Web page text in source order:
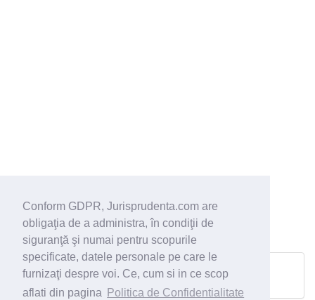
Conform GDPR, Jurisprudenta.com are
obligaţia de a administra, în condiţii de
siguranţă şi numai pentru scopurile
specificate, datele personale pe care le
furnizaţi despre voi. Ce, cum si in ce scop
aflati din pagina
Politica de Confidentialitate
Pagina urmatoare